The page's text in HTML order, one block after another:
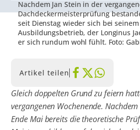
Nachdem Jan Stein in der
Dachdeckermeisterprüfung
seit Dienstag wieder sich bei
Ausbildungsbetrieb, der Longinus
er sich rundum wohl fühlt. Foto:
Artikel teilen
Gleich doppelten Grund zu feiern
vergangenen Wochenende.
Ende Mai bereits die theoretische